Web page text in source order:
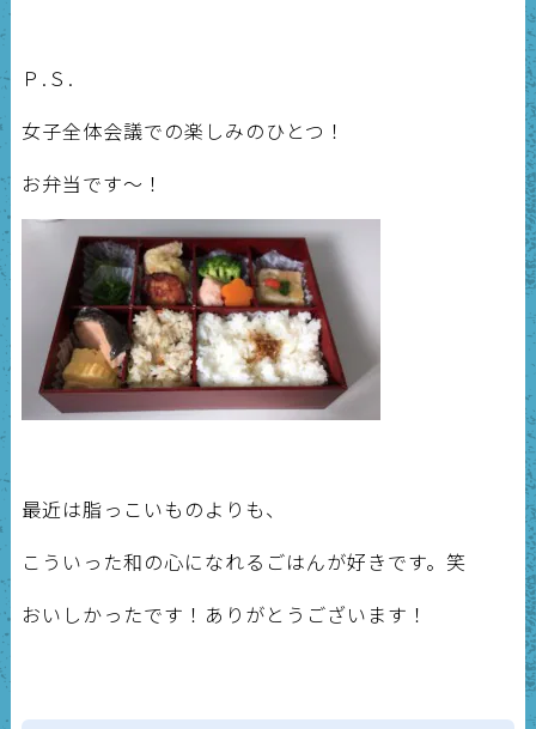
Ｐ.Ｓ.
女子全体会議での楽しみのひとつ！
お弁当です～！
最近は脂っこいものよりも、
こういった和の心になれるごはんが好きです。笑
おいしかったです！ありがとうございます！